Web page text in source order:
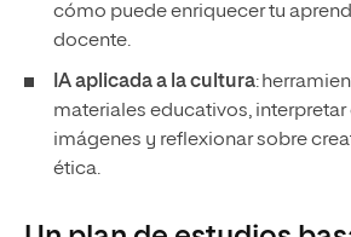
cómo puede enriquecer tu
docente.
IA aplicada a la cultura:
materiales educativos, interpretar
imágenes y reflexionar sobre
ética.